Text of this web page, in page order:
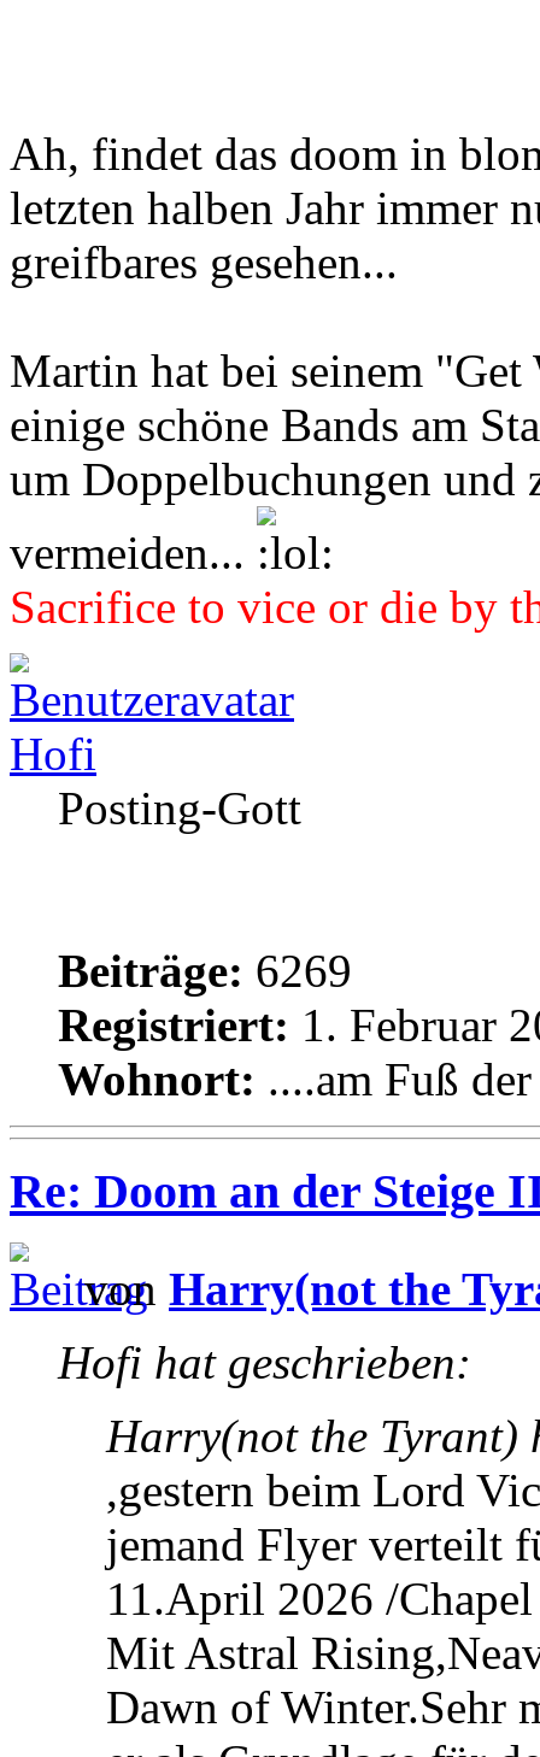
Ah, findet das doom in
letzten halben Jahr immer
greifbares gesehen...
Martin hat bei seinem
einige schöne Bands am
um Doppelbuchungen und
vermeiden...
Sacrifice to vice or die by
Hofi
Posting-Gott
Beiträge: 6269
Registriert: 1. Februar
Wohnort: ....am Fuß
Re: Doom an der Steige
von Harry(not the
Hofi hat geschrieben:
Harry(not the Tyrant)
,gestern beim Lord
jemand Flyer verteilt
11.April 2026 /Chapel
Mit Astral
Dawn of Winter.Sehr